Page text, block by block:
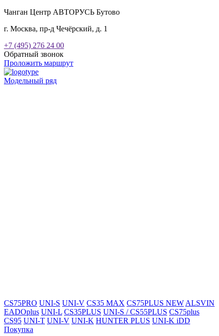
Чанган Центр АВТОРУСЬ Бутово
г. Москва, пр-д Чечёрский, д. 1
+7 (495) 276 24 00
Обратный звонок
Проложить маршрут
Модельный ряд
CS75PRO UNI-S UNI-V CS35 MAX CS75PLUS NEW ALSVIN
EADOplus UNI-L CS35PLUS UNI-S / CS55PLUS CS75plus
CS95 UNI-T UNI-V UNI-K HUNTER PLUS UNI-K iDD
Покупка